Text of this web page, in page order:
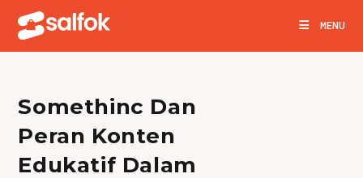
content
MENU
Somethinc Dan
Peran Konten
Edukatif Dalam